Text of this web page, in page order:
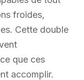
froides,
Cette double
que ces
accomplir.